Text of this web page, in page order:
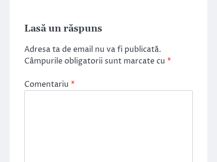
Lasă un răspuns
Adresa ta de email nu va fi publicată.
Câmpurile obligatorii sunt marcate cu *
Comentariu *